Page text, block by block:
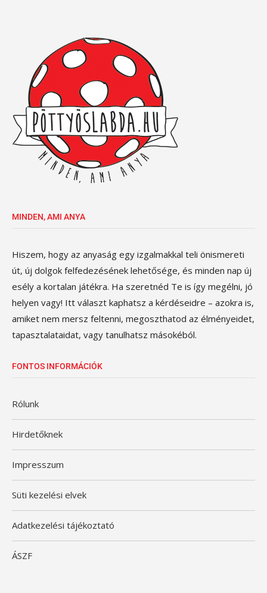
MINDEN, AMI ANYA
Hiszem, hogy az anyaság egy izgalmakkal teli önismereti
út, új dolgok felfedezésének lehetősége, és minden nap új
esély a kortalan játékra. Ha szeretnéd Te is így megélni, jó
helyen vagy! Itt választ kaphatsz a kérdéseidre – azokra is,
amiket nem mersz feltenni, megoszthatod az élményeidet,
tapasztalataidat, vagy tanulhatsz másokéból.
FONTOS INFORMÁCIÓK
Rólunk
Hirdetőknek
Impresszum
Süti kezelési elvek
Adatkezelési tájékoztató
ÁSZF